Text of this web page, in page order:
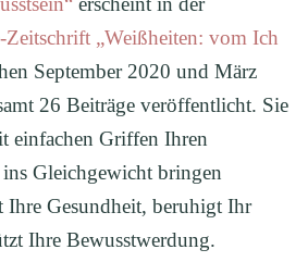
Zeitschrift „Weißheiten: vom Ich
September 2020 und März
26 Beiträge veröffentlicht. Sie
einfachen Griffen Ihren
Gleichgewicht bringen
Ihre Gesundheit, beruhigt Ihr
Ihre Bewusstwerdung.